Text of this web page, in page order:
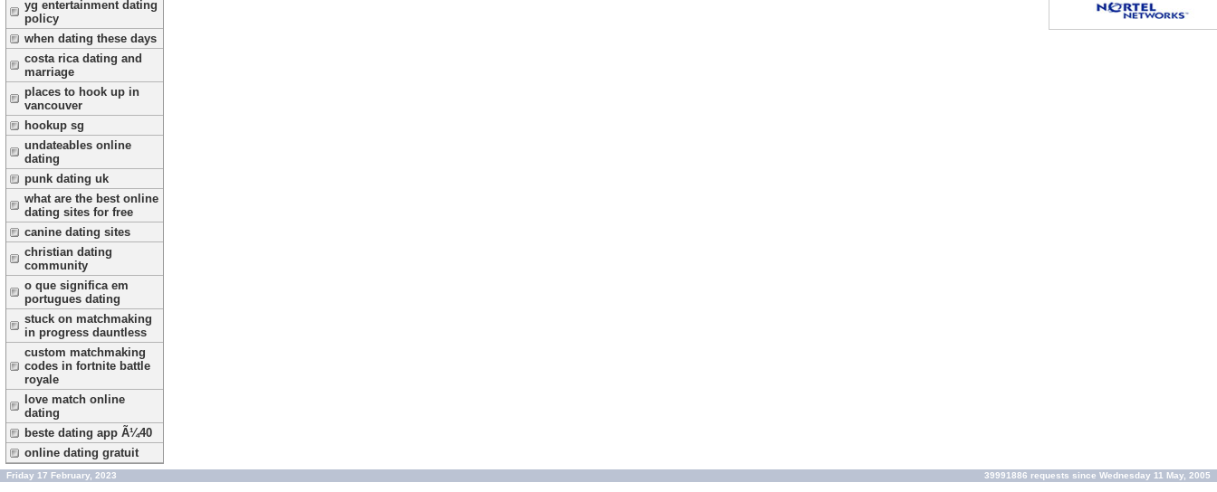
yg entertainment dating
policy
when dating these days
costa rica dating and
marriage
places to hook up in
vancouver
hookup sg
undateables online
dating
punk dating uk
what are the best online
dating sites for free
canine dating sites
christian dating
community
o que significa em
portugues dating
stuck on matchmaking
in progress dauntless
custom matchmaking
codes in fortnite battle
royale
love match online
dating
beste dating app Ã¼40
online dating gratuit
Friday 17 February, 2023 39991886 requests since Wednesday 11 May, 2005